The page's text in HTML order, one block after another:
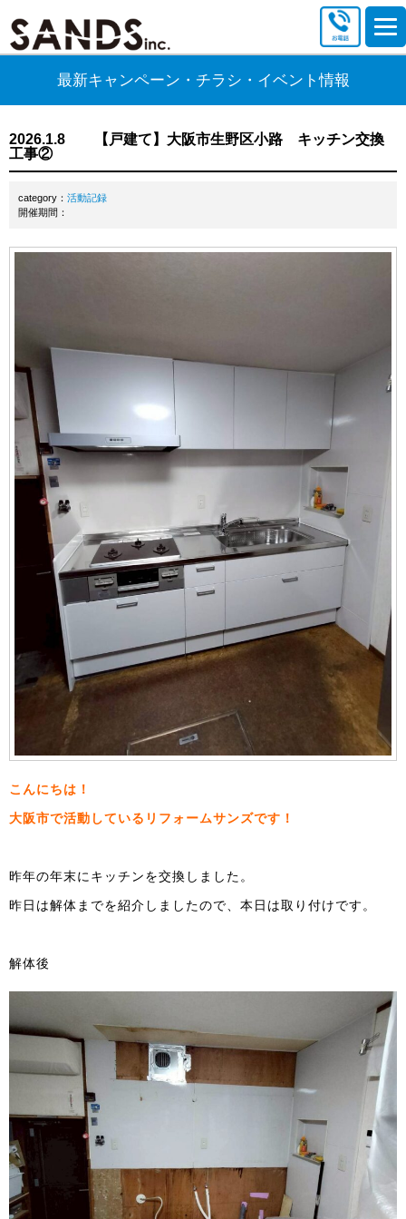
最新キャンペーン・チラシ・イベント情報
2026.1.8 【戸建て】大阪市生野区小路 キッチン交換
工事②
category： 活動記録
開催期間：
こんにちは！
大阪市で活動しているリフォームサンズです！
昨年の年末にキッチンを交換しました。
昨日は解体までを紹介しましたので、本日は取り付けです。
解体後